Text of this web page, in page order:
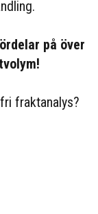
på över
fraktanalys?